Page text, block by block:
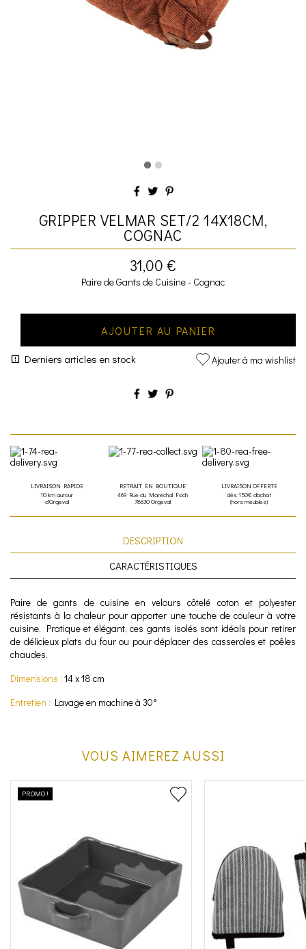
GRIPPER VELMAR SET/2 14X18CM,
COGNAC
31,00 €
Paire de Gants de Cuisine - Cognac
AJOUTER AU PANIER
Derniers articles en stock Ajouter à ma wishlist
LIVRAISON RAPIDE
10 km autour
d'Orgeval
RETRAIT EN BOUTIQUE
469 Rue du Maréchal Foch
78630 Orgeval
LIVRAISON OFFERTE
dès 150€ d'achat
(hors meubles)
DESCRIPTION
CARACTÉRISTIQUES
Paire de gants de cuisine en velours côtelé coton et polyester
résistants à la chaleur pour apporter une touche de couleur à votre
cuisine. Pratique et élégant, ces gants isolés sont idéals pour retirer
de délicieux plats du four ou pour déplacer des casseroles et poêles
chaudes.
Dimensions : 14 x 18 cm
Entretien : Lavage en machine à 30°
VOUS AIMEREZ AUSSI
PROMO !